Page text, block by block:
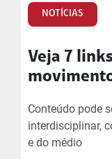
NOTÍCIAS
Veja 7
Conteúdo pode
interdisciplinar,
e do médio